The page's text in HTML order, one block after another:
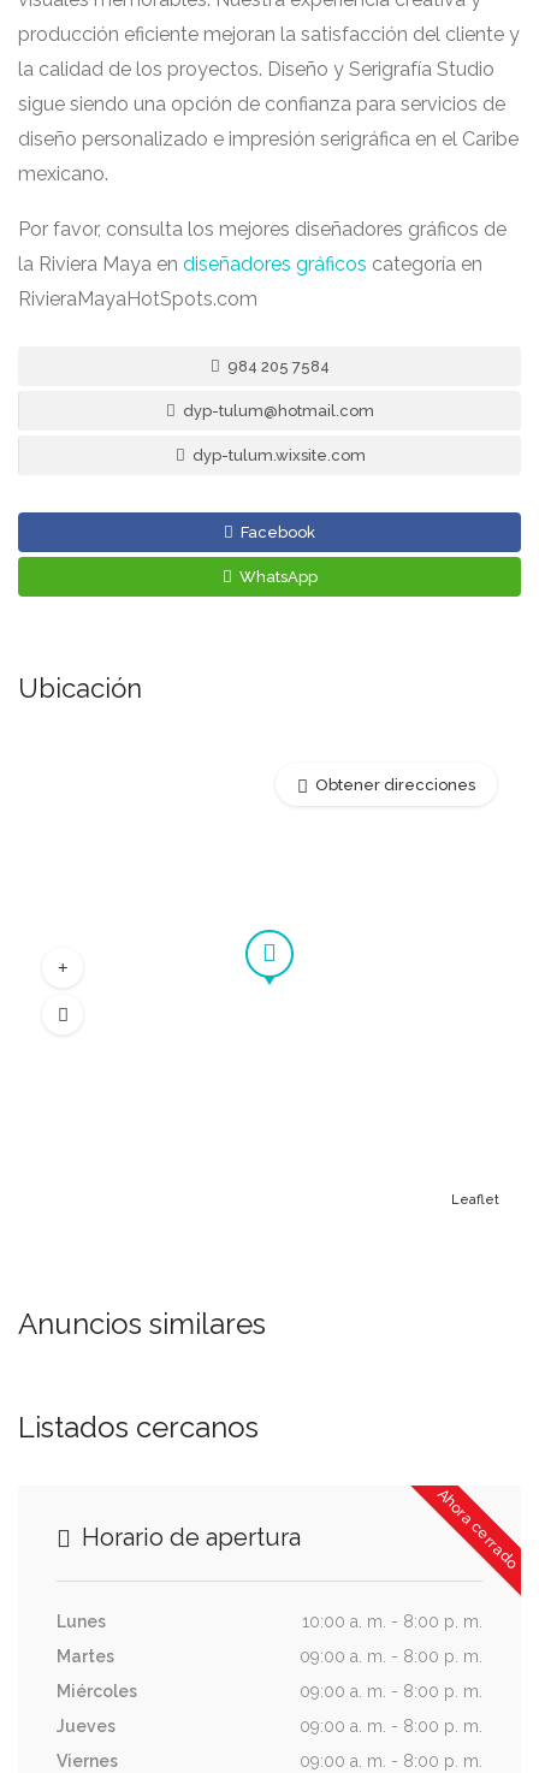
producción eficiente mejoran la satisfacción del cliente y
la calidad de los proyectos. Diseño y Serigrafía Studio
sigue siendo una opción de confianza para servicios de
diseño personalizado e impresión serigráfica en el Caribe
mexicano.
Por favor, consulta los mejores diseñadores gráficos de
la Riviera Maya en diseñadores gráficos categoría en
RivieraMayaHotSpots.com
984 205 7584
dyp-tulum@hotmail.com
dyp-tulum.wixsite.com
Facebook
WhatsApp
Ubicación
Leaflet
Obtener direcciones
Anuncios similares
Listados cercanos
Ahora cerrado
Horario de apertura
Lunes
10:00 a. m. - 8:00 p. m.
Martes
09:00 a. m. - 8:00 p. m.
Miércoles
09:00 a. m. - 8:00 p. m.
Jueves
09:00 a. m. - 8:00 p. m.
Viernes
09:00 a. m. - 8:00 p. m.